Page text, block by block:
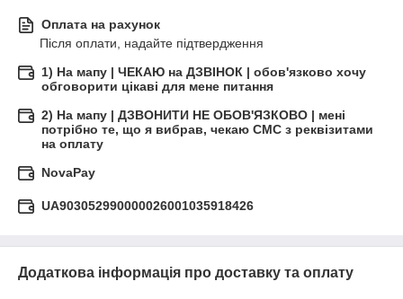
Оплата на рахунок
Після оплати, надайте підтвердження
1) На мапу | ЧЕКАЮ на ДЗВІНОК | обов'язково хочу
обговорити цікаві для мене питання
2) На мапу | ДЗВОНИТИ НЕ ОБОВ'ЯЗКОВО | мені
потрібно те, що я вибрав, чекаю СМС з реквізитами
на оплату
NovaPay
UA903052990000026001035918426
Додаткова інформація про доставку та оплату